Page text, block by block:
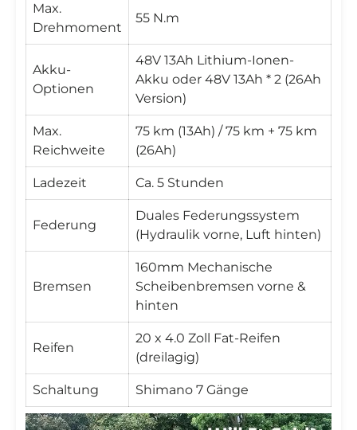
Max.
Drehmoment
55 N.m
Akku-
Optionen
48V 13Ah Lithium-Ionen-
Akku oder 48V 13Ah * 2 (26Ah
Version)
Max.
Reichweite
75 km (13Ah) / 75 km + 75 km
(26Ah)
Ladezeit Ca. 5 Stunden
Federung
Duales Federungssystem
(Hydraulik vorne, Luft hinten)
Bremsen
160mm Mechanische
Scheibenbremsen vorne &
hinten
Reifen
20 x 4.0 Zoll Fat-Reifen
(dreilagig)
Schaltung Shimano 7 Gänge